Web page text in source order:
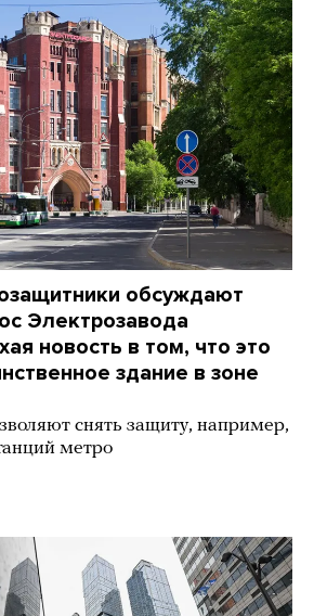
обсуждают
Электрозавода
новость в том, что это
здание в зоне
снять защиту, например,
метро